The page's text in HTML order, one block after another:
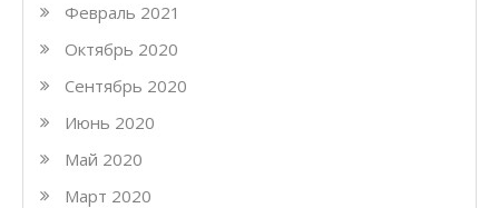
Февраль 2021
Октябрь 2020
Сентябрь 2020
Июнь 2020
Май 2020
Март 2020